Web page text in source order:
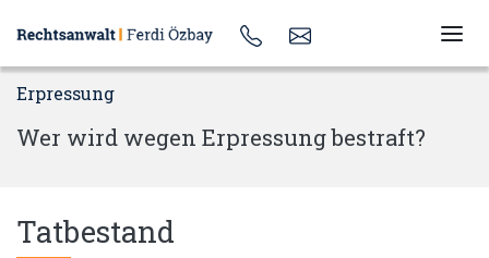
Erpressung
Wer wird wegen Erpressung bestraft?
Tatbestand